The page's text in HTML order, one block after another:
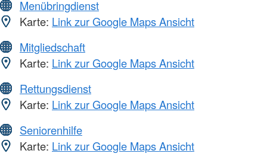
Menübringdienst
Karte: Link zur Google Maps Ansicht
Mitgliedschaft
Karte: Link zur Google Maps Ansicht
Rettungsdienst
Karte: Link zur Google Maps Ansicht
Seniorenhilfe
Karte: Link zur Google Maps Ansicht